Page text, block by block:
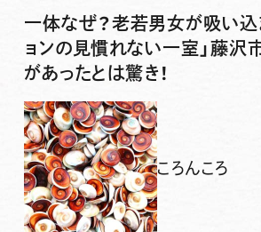
一体なぜ？老若男女が吸い込
ョンの見慣れない一室」藤沢
があったとは驚き！
ころんころ